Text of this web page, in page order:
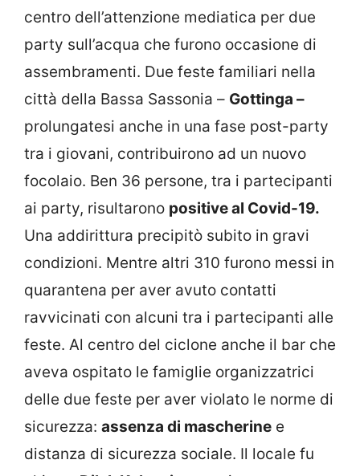
centro dell’attenzione mediatica per due
party sull’acqua che furono occasione di
assembramenti. Due feste familiari nella
città della Bassa Sassonia – Gottinga –
prolungatesi anche in una fase post-party
tra i giovani, contribuirono ad un nuovo
focolaio. Ben 36 persone, tra i partecipanti
ai party, risultarono positive al Covid-19.
Una addirittura precipitò subito in gravi
condizioni. Mentre altri 310 furono messi in
quarantena per aver avuto contatti
ravvicinati con alcuni tra i partecipanti alle
feste. Al centro del ciclone anche il bar che
aveva ospitato le famiglie organizzatrici
delle due feste per aver violato le norme di
sicurezza: assenza di mascherine e
distanza di sicurezza sociale. Il locale fu